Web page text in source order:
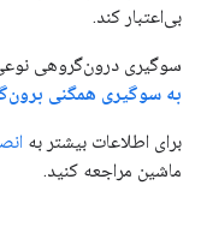
بی‌اعتبار کند.
سوگیری درون‌گروهی
به سوگیری همگنی
برای اطلاعات بیشتر به
ماشین مراجعه کنید.